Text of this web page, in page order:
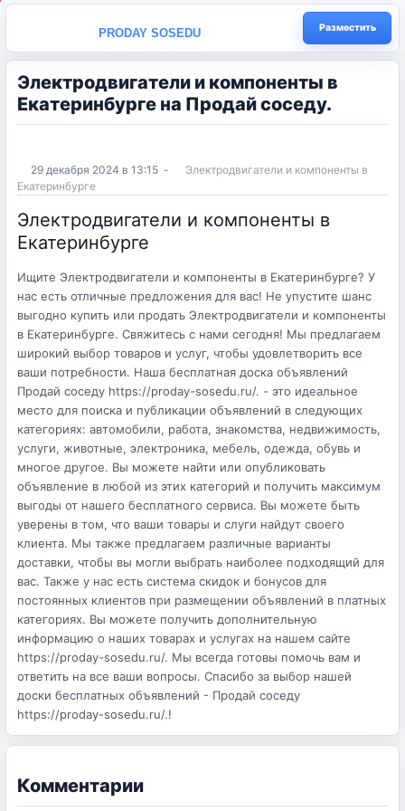
PRODAY SOSEDU Разместить
Электродвигатели и компоненты в
Екатеринбурге на Продай соседу.
29 декабря 2024 в 13:15 -
Электродвигатели и компоненты в
Екатеринбурге
Электродвигатели и компоненты в
Екатеринбурге
Ищите Электродвигатели и компоненты в Екатеринбурге? У
нас есть отличные предложения для вас! Не упустите шанс
выгодно купить или продать Электродвигатели и компоненты
в Екатеринбурге. Свяжитесь с нами сегодня! Мы предлагаем
широкий выбор товаров и услуг, чтобы удовлетворить все
ваши потребности. Наша бесплатная доска объявлений
Продай соседу https://proday-sosedu.ru/. - это идеальное
место для поиска и публикации объявлений в следующих
категориях: автомобили, работа, знакомства, недвижимость,
услуги, животные, электроника, мебель, одежда, обувь и
многое другое. Вы можете найти или опубликовать
объявление в любой из этих категорий и получить максимум
выгоды от нашего бесплатного сервиса. Вы можете быть
уверены в том, что ваши товары и слуги найдут своего
клиента. Мы также предлагаем различные варианты
доставки, чтобы вы могли выбрать наиболее подходящий для
вас. Также у нас есть система скидок и бонусов для
постоянных клиентов при размещении объявлений в платных
категориях. Вы можете получить дополнительную
информацию о наших товарах и услугах на нашем сайте
https://proday-sosedu.ru/. Мы всегда готовы помочь вам и
ответить на все ваши вопросы. Спасибо за выбор нашей
доски бесплатных объявлений - Продай соседу
https://proday-sosedu.ru/.!
Комментарии